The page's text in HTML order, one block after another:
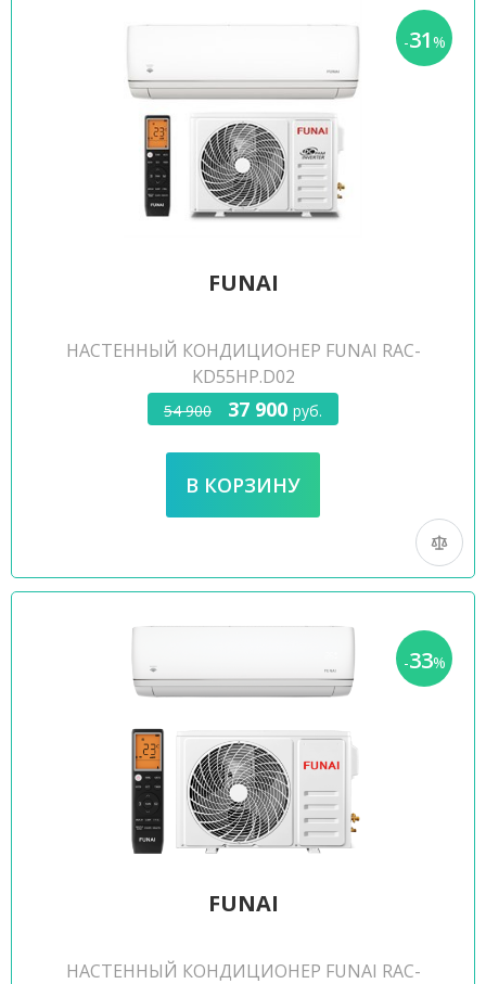
-31%
FUNAI
НАСТЕННЫЙ КОНДИЦИОНЕР FUNAI RAC-
KD55HP.D02
54 900 37 900 руб.
-33%
FUNAI
НАСТЕННЫЙ КОНДИЦИОНЕР FUNAI RAC-